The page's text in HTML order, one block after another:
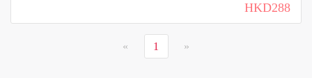
HKD288
« 1 »